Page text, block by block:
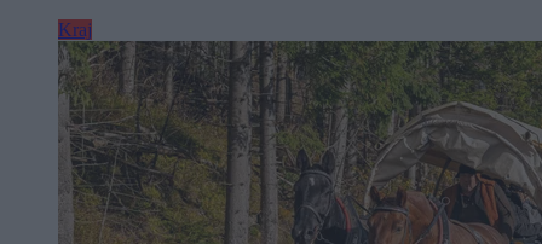
Kraj